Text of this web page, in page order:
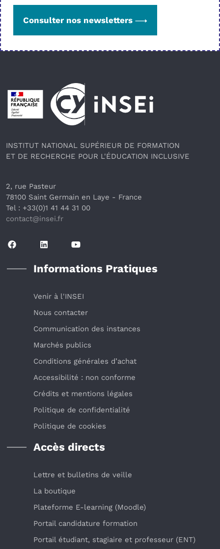
Consulter nos newsletters
Pied de page
INSTITUT NATIONAL SUPÉRIEUR DE FORMATION
ET DE RECHERCHE POUR L'ÉDUCATION INCLUSIVE
2, rue Pasteur
78100 Saint Germain en Laye - France
Tel : +33(0)1 41 44 31 00
contact@insei.fr
Informations Pratiques
Venir à l'INSEI
Nous contacter
Communication des instances
Marchés publics
Conditions générales d’achat
Accessibilité : non conforme
Crédits et mentions légales
Politique de confidentialité
Politique de cookies
Accès directs
Lettre et bulletins de veille
La boutique
Plateforme E-learning (Moodle)
Portail candidature formation
Portail étudiant, stagiaire et professeur (ENT)